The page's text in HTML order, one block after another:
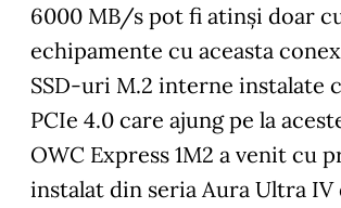
6000 MB/s pot fi atinși doar
echipamente cu aceasta
SSD-uri M.2 interne instalate
PCIe 4.0 care ajung pe la
OWC Express 1M2 a venit cu
instalat din seria Aura Ultra IV